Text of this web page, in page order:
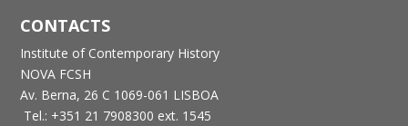
CONTACTS
Institute of Contemporary History
NOVA FCSH
Av. Berna, 26 C 1069-061 LISBOA
Tel.: +351 21 7908300 ext. 1545